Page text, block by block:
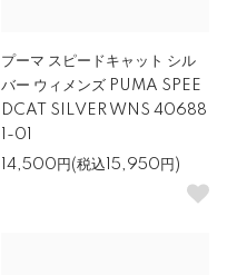
プーマ スピードキャット シル
バー ウィメンズ PUMA SPEE
DCAT SILVER WNS 40688
1-01
14,500円(税込15,950円)